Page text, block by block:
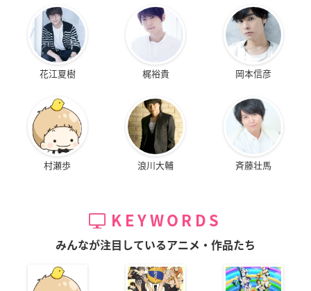
花江夏樹 梶裕貴 岡本信彦
村瀬歩 浪川大輔 斉藤壮馬
KEYWORDS
みんなが注目しているアニメ・作品たち